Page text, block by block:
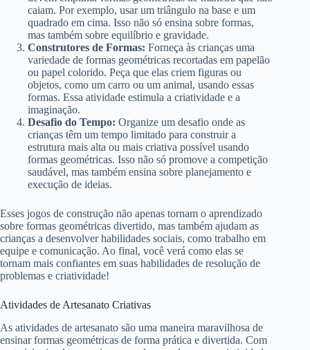
caiam. Por exemplo, usar um triângulo na base e um
quadrado em cima. Isso não só ensina sobre formas,
mas também sobre equilíbrio e gravidade.
Construtores de Formas: Forneça às crianças uma
variedade de formas geométricas recortadas em papelão
ou papel colorido. Peça que elas criem figuras ou
objetos, como um carro ou um animal, usando essas
formas. Essa atividade estimula a criatividade e a
imaginação.
Desafio do Tempo: Organize um desafio onde as
crianças têm um tempo limitado para construir a
estrutura mais alta ou mais criativa possível usando
formas geométricas. Isso não só promove a competição
saudável, mas também ensina sobre planejamento e
execução de ideias.
Esses jogos de construção não apenas tornam o aprendizado
sobre formas geométricas divertido, mas também ajudam as
crianças a desenvolver habilidades sociais, como trabalho em
equipe e comunicação. Ao final, você verá como elas se
tornam mais confiantes em suas habilidades de resolução de
problemas e criatividade!
Atividades de Artesanato Criativas
As atividades de artesanato são uma maneira maravilhosa de
ensinar formas geométricas de forma prática e divertida. Com